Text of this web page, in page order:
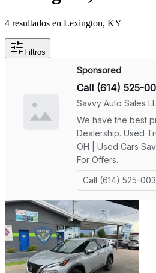
4 resultados en Lexington, KY
Filtros